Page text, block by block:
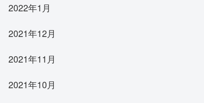
2022年1月
2021年12月
2021年11月
2021年10月